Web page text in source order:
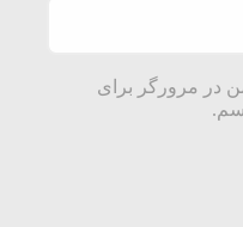
در مرورگر برای